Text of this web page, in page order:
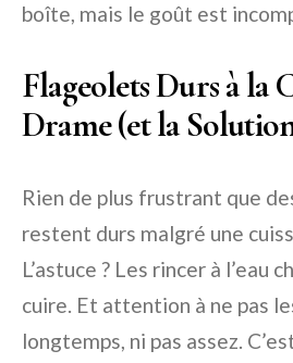
boîte, mais le goût est
Flageolets Durs à la
Drame (et la
Rien de plus frustrant que
restent durs malgré une
L’astuce ? Les rincer à l’eau
cuire. Et attention à ne pas
longtemps, ni pas assez.